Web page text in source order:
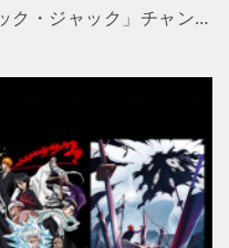
ク・ジャック」チャン…